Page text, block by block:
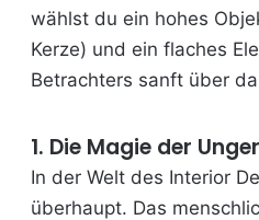
wählst du ein hohes
Kerze) und ein flaches
Betrachters sanft über
1. Die Magie der
In der Welt des Interior
überhaupt. Das